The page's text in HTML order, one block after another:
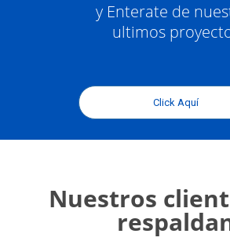
y Enterate de
ultimos
Click Aquí
Nuestros